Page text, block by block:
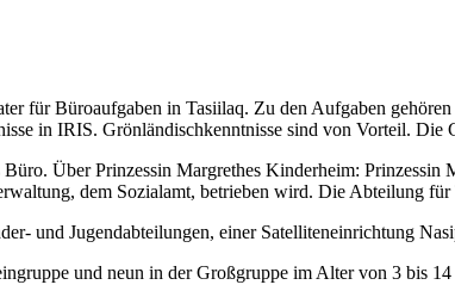
für Büroaufgaben in Tasiilaq. Zu den Aufgaben
in IRIS. Grönländischkenntnisse sind von Vorteil. Die
Über Prinzessin Margrethes Kinderheim:
dem Sozialamt, betrieben wird. Die Abteilung
und Jugendabteilungen, einer Satelliteneinrichtung
und neun in der Großgruppe im Alter von 3 bis